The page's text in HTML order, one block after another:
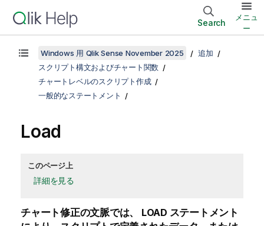
Search
メニュ
ー
Windows 用 Qlik Sense November 2025
追加
スクリプト構文およびチャート関数
チャートレベルのスクリプト作成
一般的なステートメント
Load
このページ上
詳細を見る
チャート修正の文脈では、 LOAD ステートメント